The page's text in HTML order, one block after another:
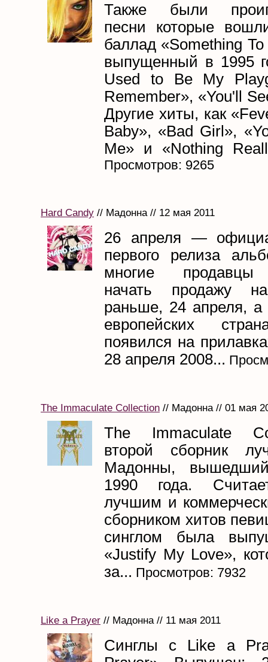
Также были
песни которые
баллад «Something
выпущенный в 1995
Used to Be My
Remember», «You'll
Другие хиты, как
Baby», «Bad Girl»,
Me» и «Nothing
Просмотров: 9265
Hard Candy // Мадонна // 12 мая 2011
26 апреля —
первого релиза
многие продавцы
начать продажу
раньше, 24 апреля, а
европейских
появился на
28 апреля 2008...
The Immaculate Collection // Мадонна // 01 мая
The Immaculate
второй сборник
Мадонны,
1990 года.
лучшим и
сборником хитов
синглом была
«Justify My Love»,
за... Просмотров: 7932
Like a Prayer // Мадонна // 11 мая 2011
Синглы с Like a